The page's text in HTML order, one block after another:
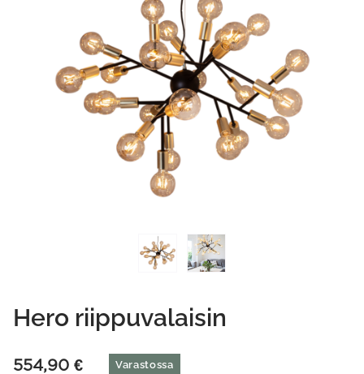
Hero riippuvalaisin
554,90 € Varastossa